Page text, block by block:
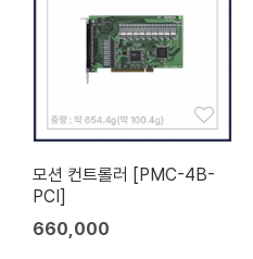
모션 컨트롤러 [PMC-4B-
PCI]
660,000